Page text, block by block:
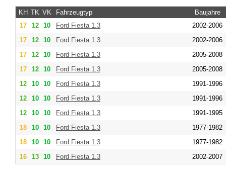
KH TK VK Fahrzeugtyp
Baujahre
17
12 10 Ford Fiesta 1.3
2002-2006
17
12 10 Ford Fiesta 1.3
2002-2006
17
12 10 Ford Fiesta 1.3
2005-2008
17
12 10 Ford Fiesta 1.3
2005-2008
12
10 10 Ford Fiesta 1.3
1991-1996
12
10 10 Ford Fiesta 1.3
1991-1996
12
10 10 Ford Fiesta 1.3
1991-1995
18
10 10 Ford Fiesta 1.3
1977-1982
18
10 10 Ford Fiesta 1.3
1977-1982
16
13 10 Ford Fiesta 1.3 2002-2007